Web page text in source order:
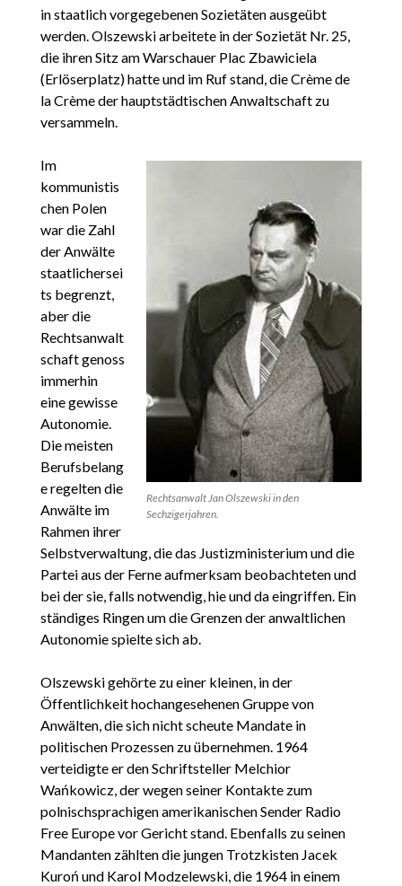
in staatlich vorgegebenen Sozietäten ausgeübt
werden. Olszewski arbeitete in der Sozietät Nr. 25,
die ihren Sitz am Warschauer Plac Zbawiciela
(Erlöserplatz) hatte und im Ruf stand, die Crème de
la Crème der hauptstädtischen Anwaltschaft zu
versammeln.
Rechtsanwalt Jan Olszewski in den
Sechzigerjahren.
Im
kommunistis
chen Polen
war die Zahl
der Anwälte
staatlichersei
ts begrenzt,
aber die
Rechtsanwalt
schaft genoss
immerhin
eine gewisse
Autonomie.
Die meisten
Berufsbelang
e regelten die
Anwälte im
Rahmen ihrer
Selbstverwaltung, die das Justizministerium und die
Partei aus der Ferne aufmerksam beobachteten und
bei der sie, falls notwendig, hie und da eingriffen. Ein
ständiges Ringen um die Grenzen der anwaltlichen
Autonomie spielte sich ab.
Olszewski gehörte zu einer kleinen, in der
Öffentlichkeit hochangesehenen Gruppe von
Anwälten, die sich nicht scheute Mandate in
politischen Prozessen zu übernehmen. 1964
verteidigte er den Schriftsteller Melchior
Wańkowicz, der wegen seiner Kontakte zum
polnischsprachigen amerikanischen Sender Radio
Free Europe vor Gericht stand. Ebenfalls zu seinen
Mandanten zählten die jungen Trotzkisten Jacek
Kuroń und Karol Modzelewski, die 1964 in einem